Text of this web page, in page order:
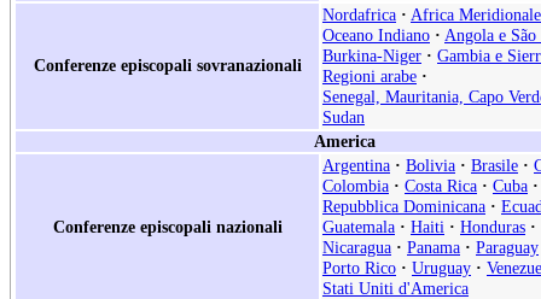
Conferenze episcopali sovranazionali
Nordafrica · Africa Meridionale
Oceano Indiano · Angola e São
Burkina-Niger · Gambia e
Regioni arabe ·
Senegal, Mauritania, Capo
Sudan
America
Conferenze episcopali nazionali
Argentina · Bolivia · Brasile ·
Colombia · Costa Rica · Cuba ·
Repubblica Dominicana ·
Guatemala · Haiti · Honduras ·
Nicaragua · Panama · Paraguay
Porto Rico · Uruguay ·
Stati Uniti d'America